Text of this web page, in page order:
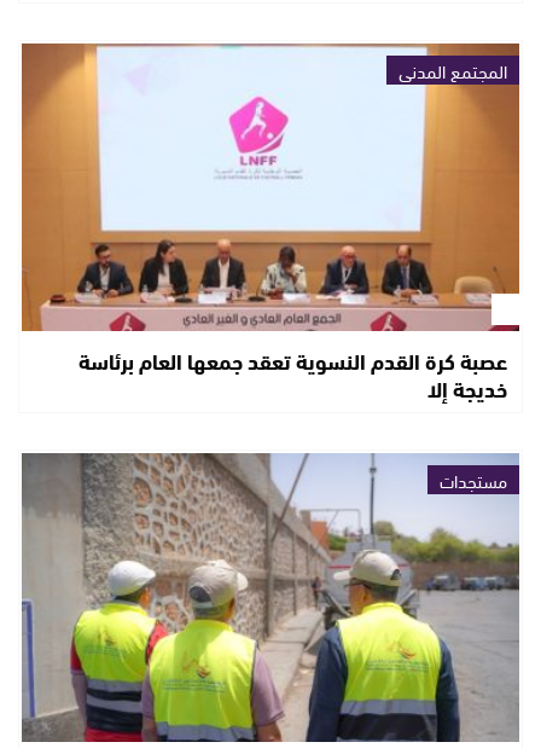
المجتمع المدني
عصبة كرة القدم النسوية تعقد جمعها العام برئاسة
خديجة إلا
مستجدات